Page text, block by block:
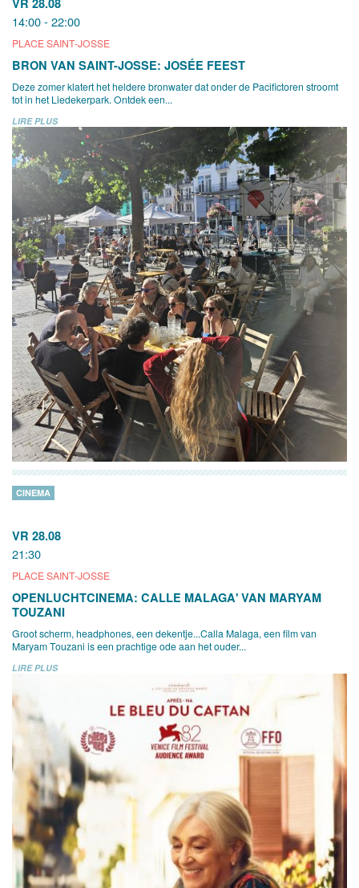
VR 28.08
14:00 - 22:00
PLACE SAINT-JOSSE
BRON VAN SAINT-JOSSE: JOSÉE FEEST
Deze zomer klatert het heldere bronwater dat onder de Pacifictoren stroomt
tot in het Liedekerpark. Ontdek een...
LIRE PLUS
VR 28.08
21:30
PLACE SAINT-JOSSE
CINEMA
OPENLUCHTCINEMA: CALLE MALAGA' VAN MARYAM
TOUZANI
Groot scherm, headphones, een dekentje...Calla Malaga, een film van
Maryam Touzani is een prachtige ode aan het ouder...
LIRE PLUS